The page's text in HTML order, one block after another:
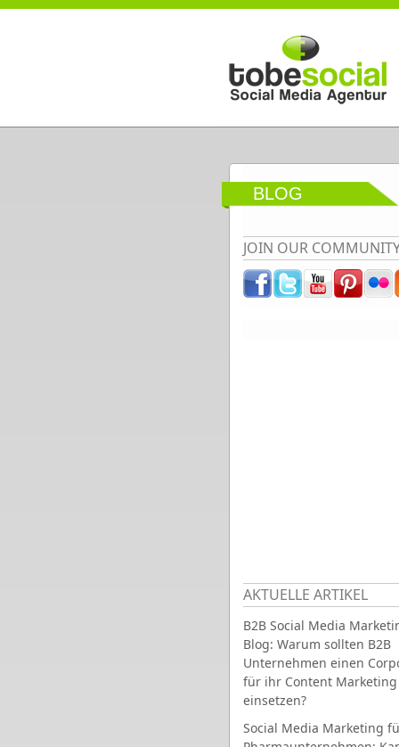
Direkt zum Inhalt
BLOG
JOIN OUR
AKTUELLE ARTIKEL
B2B Social Media
Blog: Warum sollten B2B
Unternehmen einen
für ihr Content Marketing
einsetzen?
Social Media Marketing